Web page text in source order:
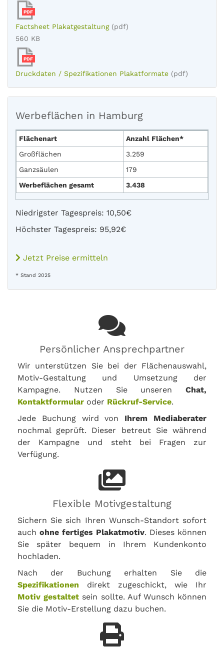
PDF
Factsheet Plakatgestaltung (pdf)
560 KB
PDF
Druckdaten / Spezifikationen Plakatformate (pdf)
Werbeflächen in Hamburg
Flächenart
Anzahl Flächen*
Großflächen
3.259
Ganzsäulen
179
Werbeflächen gesamt
3.438
Niedrigster Tagespreis: 10,50€
Höchster Tagespreis: 95,92€
Jetzt Preise ermitteln
* Stand 2025
Persönlicher Ansprechpartner
Wir unterstützen Sie bei der Flächenauswahl,
Motiv-Gestaltung und Umsetzung der
Kampagne. Nutzen Sie unseren Chat,
Kontaktformular oder Rückruf-Service.
Jede Buchung wird von Ihrem Mediaberater
nochmal geprüft. Dieser betreut Sie während
der Kampagne und steht bei Fragen zur
Verfügung.
Flexible Motivgestaltung
Sichern Sie sich Ihren Wunsch-Standort sofort
auch ohne fertiges Plakatmotiv. Dieses können
Sie später bequem in Ihrem Kundenkonto
hochladen.
Nach der Buchung erhalten Sie die
Spezifikationen direkt zugeschickt, wie Ihr
Motiv gestaltet sein sollte. Auf Wunsch können
Sie die Motiv-Erstellung dazu buchen.